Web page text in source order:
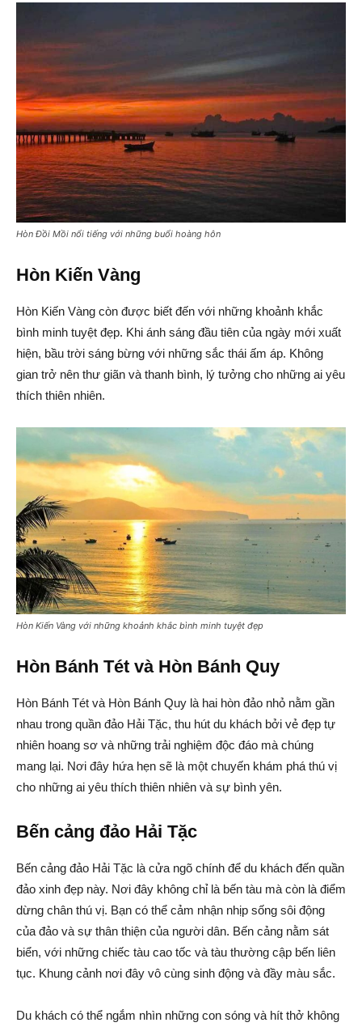
Hòn Đồi Mồi nổi tiếng với những buổi hoàng hôn
Hòn Kiến Vàng
Hòn Kiến Vàng còn được biết đến với những khoảnh khắc
bình minh tuyệt đẹp. Khi ánh sáng đầu tiên của ngày mới xuất
hiện, bầu trời sáng bừng với những sắc thái ấm áp. Không
gian trở nên thư giãn và thanh bình, lý tưởng cho những ai yêu
thích thiên nhiên.
Hòn Kiến Vàng với những khoảnh khắc bình minh tuyệt đẹp
Hòn Bánh Tét và Hòn Bánh Quy
Hòn Bánh Tét và Hòn Bánh Quy là hai hòn đảo nhỏ nằm gần
nhau trong quần đảo Hải Tặc, thu hút du khách bởi vẻ đẹp tự
nhiên hoang sơ và những trải nghiệm độc đáo mà chúng
mang lại. Nơi đây hứa hẹn sẽ là một chuyến khám phá thú vị
cho những ai yêu thích thiên nhiên và sự bình yên.
Bến cảng đảo Hải Tặc
Bến cảng đảo Hải Tặc là cửa ngõ chính để du khách đến quần
đảo xinh đẹp này. Nơi đây không chỉ là bến tàu mà còn là điểm
dừng chân thú vị. Bạn có thể cảm nhận nhịp sống sôi động
của đảo và sự thân thiện của người dân. Bến cảng nằm sát
biển, với những chiếc tàu cao tốc và tàu thường cập bến liên
tục. Khung cảnh nơi đây vô cùng sinh động và đầy màu sắc.
Du khách có thể ngắm nhìn những con sóng và hít thở không